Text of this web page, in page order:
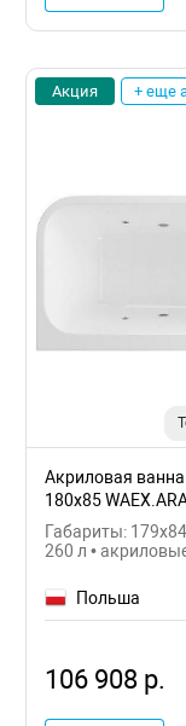
Акция + еще
Акриловая
180x85
Габариты:
260 л •
Польша
106 908 р.